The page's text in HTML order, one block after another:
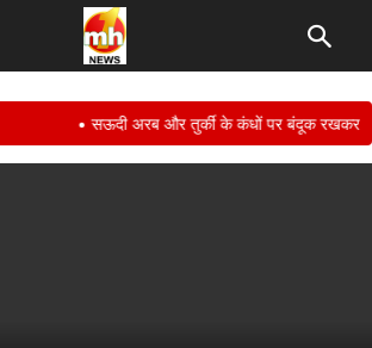
• सऊदी अरब और तुर्की के कंधों पर बंदूक रखकर अपनी